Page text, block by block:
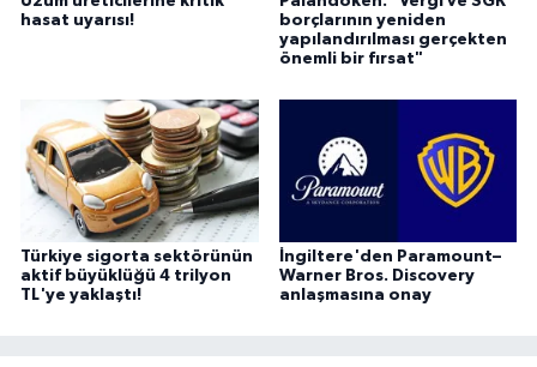
hasat uyarısı!
borçlarının yeniden
yapılandırılması gerçekten
önemli bir fırsat"
Türkiye sigorta sektörünün
aktif büyüklüğü 4 trilyon
TL'ye yaklaştı!
İngiltere'den Paramount–
Warner Bros. Discovery
anlaşmasına onay